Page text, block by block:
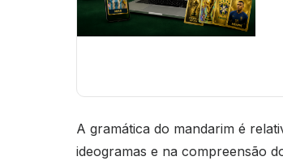
A gramática do mandarim é
ideogramas e na compreensão